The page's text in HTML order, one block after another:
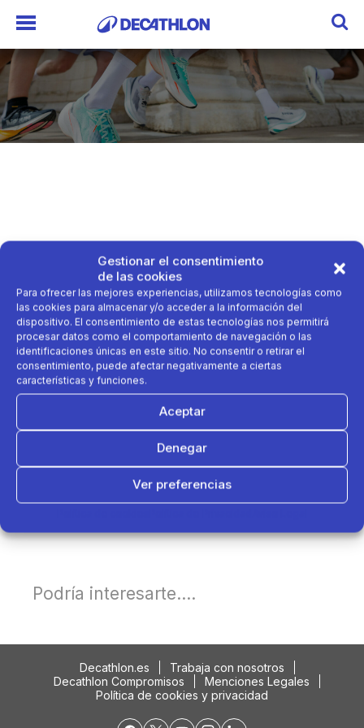
Gestionar el consentimiento
de las cookies
Para ofrecer las mejores experiencias, utilizamos tecnologías como
las cookies para almacenar y/o acceder a la información del
dispositivo. El consentimiento de estas tecnologías nos permitirá
procesar datos como el comportamiento de navegación o las
identificaciones únicas en este sitio. No consentir o retirar el
consentimiento, puede afectar negativamente a ciertas
características y funciones.
Aceptar
Denegar
Ver preferencias
Podría interesarte....
Decathlon.es
Trabaja con nosotros
Decathlon Compromisos
Menciones Legales
Política de cookies y privacidad